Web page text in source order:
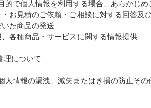
的で個人情報を利用する場合、あらかじめ
・お見積のご依頼・ご相談に対する回答及
いた商品の発送
、各種商品・サービスに関する情報提供
理について
人情報の漏洩、滅失またはき損の防止そ